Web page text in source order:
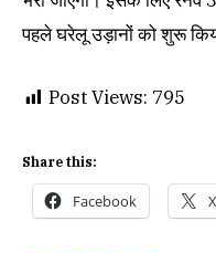
पहले घरेलू उड़ानों को शुरू
Post Views: 795
Share this:
Facebook X